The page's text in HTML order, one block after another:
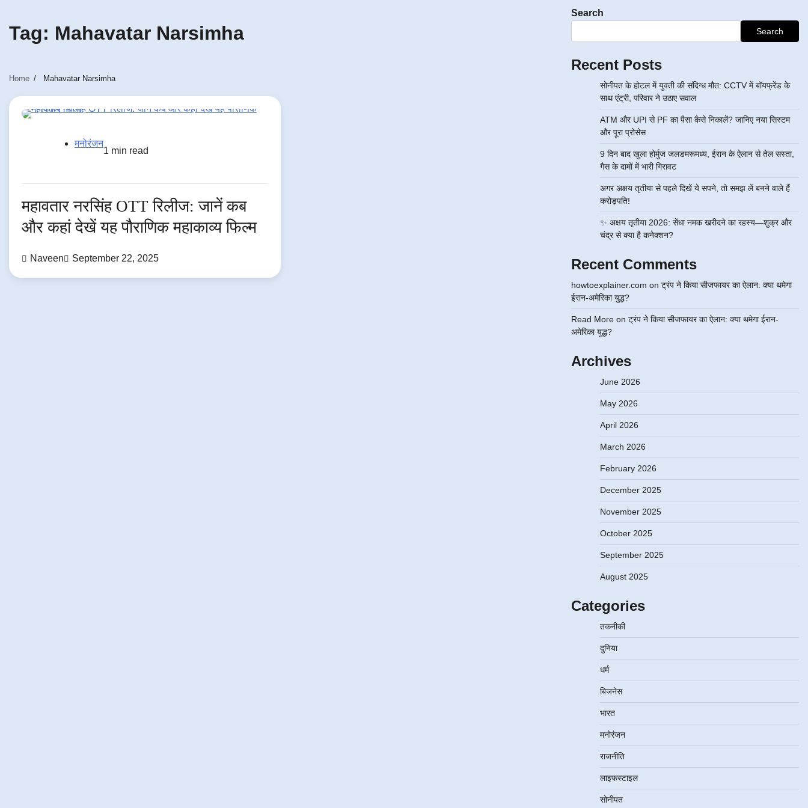
Tag: Mahavatar Narsimha
Home Mahavatar Narsimha
मनोरंजन
1 min read
महावतार नरसिंह OTT रिलीज: जानें कब
और कहां देखें यह पौराणिक महाकाव्य फिल्म
Naveen September 22, 2025
Search
Search
Recent Posts
सोनीपत के होटल में युवती की संदिग्ध मौत: CCTV में बॉयफ्रेंड के
साथ एंट्री, परिवार ने उठाए सवाल
ATM और UPI से PF का पैसा कैसे निकालें? जानिए नया सिस्टम
और पूरा प्रोसेस
9 दिन बाद खुला होर्मुज जलडमरूमध्य, ईरान के ऐलान से तेल सस्ता,
गैस के दामों में भारी गिरावट
अगर अक्षय तृतीया से पहले दिखें ये सपने, तो समझ लें बनने वाले हैं
करोड़पति!
✨ अक्षय तृतीया 2026: सेंधा नमक खरीदने का रहस्य—शुक्र और
चंद्र से क्या है कनेक्शन?
Recent Comments
howtoexplainer.com on ट्रंप ने किया सीजफायर का ऐलान: क्या थमेगा
ईरान-अमेरिका युद्ध?
Read Moreon ट्रंप ने किया सीजफायर का ऐलान: क्या थमेगा ईरान-
अमेरिका युद्ध?
Archives
June 2026
May 2026
April 2026
March 2026
February 2026
December 2025
November 2025
October 2025
September 2025
August 2025
Categories
तकनीकी
दुनिया
धर्म
बिजनेस
भारत
मनोरंजन
राजनीति
लाइफस्टाइल
सोनीपत